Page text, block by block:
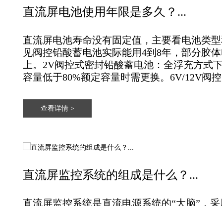
直流屏电池使用年限是多久？...
直流屏电池寿命没有固定值‌，主要看电池类
见阀控铅酸蓄电池实际能用‌4到8年‌，部分胶
上‌。‌‌‌2V阀控式密封铅酸蓄电池‌：全浮充方式
容量低于80%额定容量时需更换。‌6V/12V阀
查看详情 >
直流屏监控系统的组成是什么？...
直流屏监控系统是直流电源系统的“大脑”，